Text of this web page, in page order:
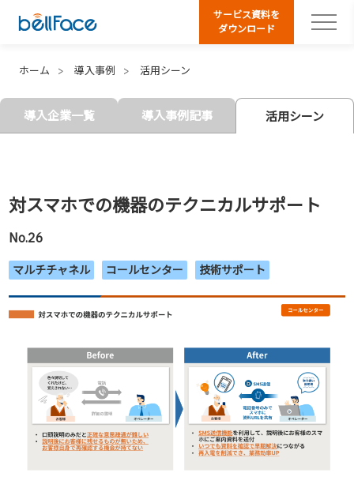
サービス資料を
ダウンロード
ホーム 導入事例 活用シーン
導入企業一覧 導入事例記事 活用シーン
対スマホでの機器のテクニカルサポート
No.26
マルチチャネル コールセンター 技術サポート